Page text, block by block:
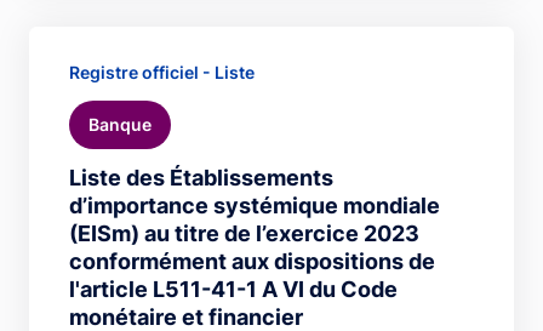
Liste des Établissements
d’importance systémique mondiale
(EISm) au titre de l’exercice 2023
conformément aux dispositions de
l'article L511-41-1 A VI du Code
monétaire et financier
Registre officiel - Liste
Banque